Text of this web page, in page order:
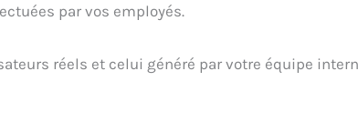
par vos employés.
réels et celui généré par votre équipe